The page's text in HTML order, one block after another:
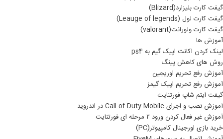
گیفت کارت بلیزارد(Blizard)
گیفت کارت لول (Leauge of legends)
گیفت کارت ولورانت(valorant)
آموزش ها
لینک کردن اکانت اپیک گیم به ps4
روش های کاهش پینگ
آموزش رفع تحریم اوریجین
آموزش رفع تحریم اپیک گیمز
گیفت ایتم شاپ فورتنایت
آموزش نصب و اجرای Call of Duty Mobile در اندروید
آموزش غیر فعال کردن ورود ۲ مرحله ای فورتنایت
خرید بازی اورجینال کامپیوتر(PC)